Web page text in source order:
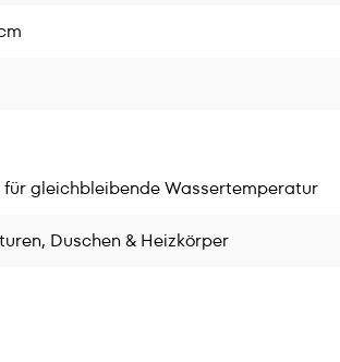
gleichbleibende Wassertemperatur
Duschen & Heizkörper